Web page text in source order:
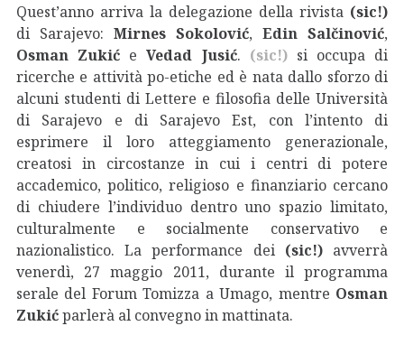
Quest’anno arriva la delegazione della rivista (sic!)
di Sarajevo: Mirnes Sokolović, Edin Salčinović,
Osman Zukić eVedad Jusić. (sic!)si occupa di
ricerche e attività po-etiche ed è nata dallo sforzo di
alcuni studenti di Lettere e filosofia delle Università
di Sarajevo e di Sarajevo Est, con l’intento di
esprimere il loro atteggiamento generazionale,
creatosi in circostanze in cui i centri di potere
accademico, politico, religioso e finanziario cercano
di chiudere l’individuo dentro uno spazio limitato,
culturalmente e socialmente conservativo e
nazionalistico. La performance dei (sic!)avverrà
venerdì, 27 maggio 2011, durante il programma
serale del Forum Tomizza a Umago, mentre Osman
Zukićparlerà al convegno in mattinata.